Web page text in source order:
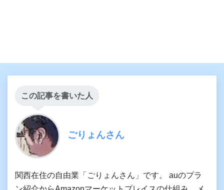
この記事を書いた人
ごりょんさん
関西在住の自由業「ごりょんさん」です。 auのプラ